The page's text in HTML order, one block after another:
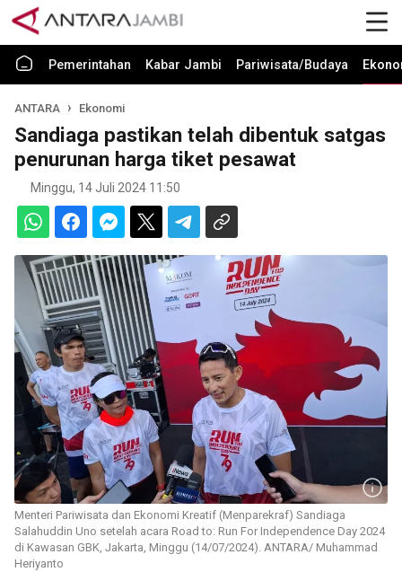
Pemerintahan Kabar Jambi Pariwisata/Budaya
ANTARA Ekonomi
Sandiaga pastikan telah dibentuk satgas
penurunan harga tiket pesawat
Minggu, 14 Juli 2024 11:50
Menteri Pariwisata dan Ekonomi Kreatif (Menparekraf) Sandiaga
Salahuddin Uno setelah acara Road to: Run For Independence Day 2024
di Kawasan GBK, Jakarta, Minggu (14/07/2024). ANTARA/ Muhammad
Heriyanto